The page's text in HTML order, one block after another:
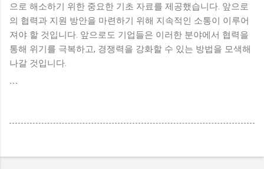
으로 해소하기 위한 중요한 기초 자료를 제공했습니다. 앞으로
의 협력과 지원 방안을 마련하기 위해 지속적인 소통이 이루어
져야 할 것입니다. 앞으로도 기업들은 이러한 분야에서 협력을
통해 위기를 극복하고, 경쟁력을 강화할 수 있는 방법을 모색해
나갈 것입니다.
```